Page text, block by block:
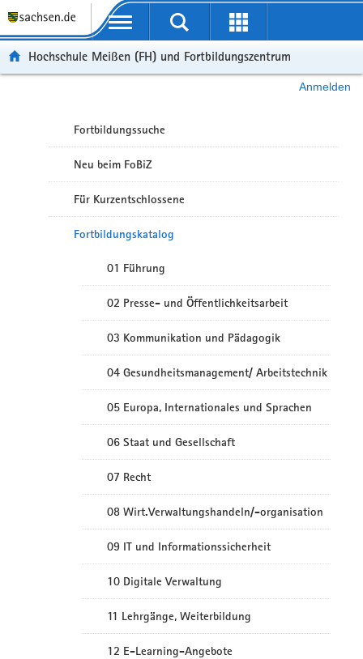
Portalübergreifende Navigation
Hochschule Meißen (FH) und Fortbildungszentrum
Anmelden
Fortbildungssuche
Neu beim FoBiZ
Für Kurzentschlossene
Fortbildungskatalog
01 Führung
02 Presse- und Öffentlichkeitsarbeit
03 Kommunikation und Pädagogik
04 Gesundheitsmanagement/ Arbeitstechnik
05 Europa, Internationales und Sprachen
06 Staat und Gesellschaft
07 Recht
08 Wirt.Verwaltungshandeln/-organisation
09 IT und Informationssicherheit
10 Digitale Verwaltung
11 Lehrgänge, Weiterbildung
12 E-Learning-Angebote